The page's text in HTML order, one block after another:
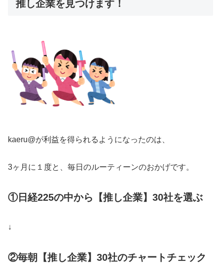
推し企業を見つけます！
kaeru@が利益を得られるようになったのは、
3ヶ月に１度と、毎日のルーティーンのおかげです。
①日経225の中から【推し企業】30社を選ぶ
↓
②毎朝【推し企業】30社のチャートチェック